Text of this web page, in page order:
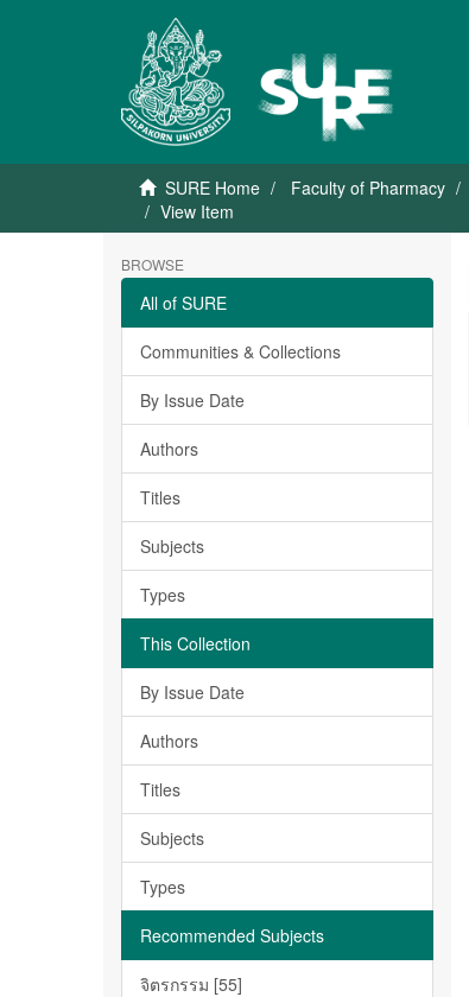
SURE Home Faculty of Pharmacy
View Item
BROWSE
All of SURE
Communities & Collections
By Issue Date
Authors
Titles
Subjects
Types
This Collection
By Issue Date
Authors
Titles
Subjects
Types
Recommended Subjects
จิตรกรรม [55]